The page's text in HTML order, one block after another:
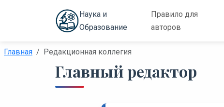
Наука и
Образование
Правило для
авторов
Главная Редакционная коллегия
Главный редактор